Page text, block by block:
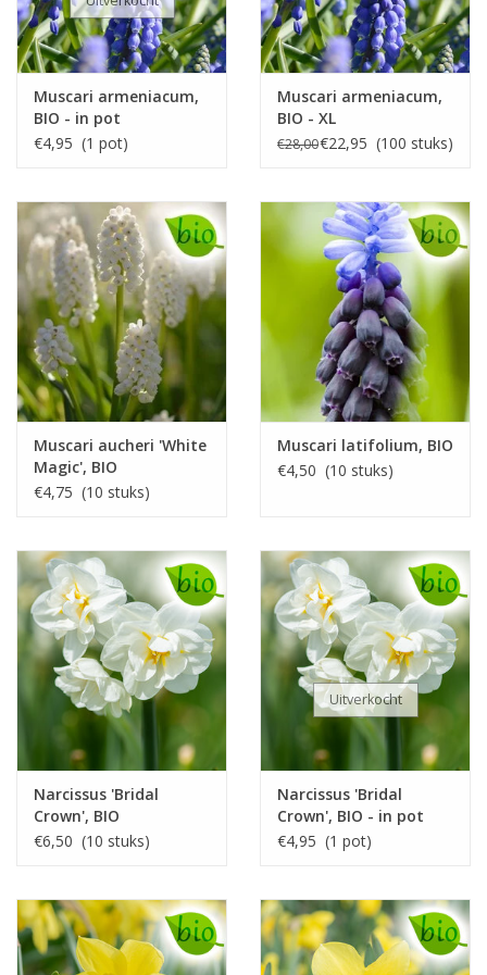
Muscari armeniacum,
BIO - in pot
€4,95 (1 pot)
Muscari armeniacum,
BIO - XL
voordeelverpakking
€28,00€22,95 (100 stuks)
Muscari aucheri 'White
Magic', BIO
€4,75 (10 stuks)
Muscari latifolium, BIO
€4,50 (10 stuks)
Narcissus 'Bridal
Crown', BIO
€6,50 (10 stuks)
Uitverkocht
Narcissus 'Bridal
Crown', BIO - in pot
€4,95 (1 pot)